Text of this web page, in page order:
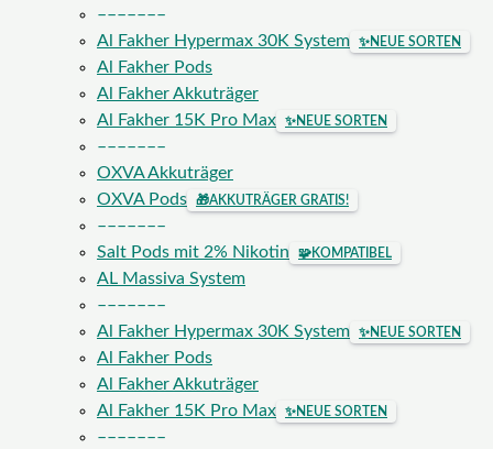
–––––––
Al Fakher Hypermax 30K System
✨NEUE SORTEN
Al Fakher Pods
Al Fakher Akkuträger
Al Fakher 15K Pro Max
✨NEUE SORTEN
–––––––
OXVA Akkuträger
OXVA Pods
🎁AKKUTRÄGER GRATIS!
–––––––
Salt Pods mit 2% Nikotin
🧩KOMPATIBEL
AL Massiva System
–––––––
Al Fakher Hypermax 30K System
✨NEUE SORTEN
Al Fakher Pods
Al Fakher Akkuträger
Al Fakher 15K Pro Max
✨NEUE SORTEN
–––––––